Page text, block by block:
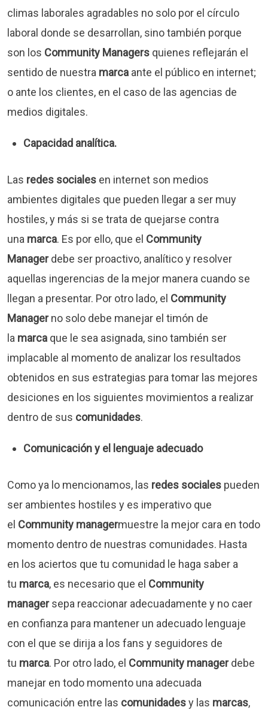
climas laborales agradables no solo por el círculo
laboral donde se desarrollan, sino también porque
son los Community Managers quienes reflejarán el
sentido de nuestra marca ante el público en internet;
o ante los clientes, en el caso de las agencias de
medios digitales.
Capacidad analítica.
Las redes sociales en internet son medios
ambientes digitales que pueden llegar a ser muy
hostiles, y más si se trata de quejarse contra
una marca. Es por ello, que el Community
Managerdebe ser proactivo, analítico y resolver
aquellas ingerencias de la mejor manera cuando se
llegan a presentar. Por otro lado, el Community
Managerno solo debe manejar el timón de
la marca que le sea asignada, sino también ser
implacable al momento de analizar los resultados
obtenidos en sus estrategias para tomar las mejores
desiciones en los siguientes movimientos a realizar
dentro de sus comunidades.
Comunicación y el lenguaje adecuado
Como ya lo mencionamos, las redes sociales pueden
ser ambientes hostiles y es imperativo que
el Community managermuestre la mejor cara en todo
momento dentro de nuestras comunidades. Hasta
en los aciertos que tu comunidad le haga saber a
tu marca, es necesario que el Community
managersepa reaccionar adecuadamente y no caer
en confianza para mantener un adecuado lenguaje
con el que se dirija a los fans y seguidores de
tu marca. Por otro lado, el Community managerdebe
manejar en todo momento una adecuada
comunicación entre las comunidadesy las marcas,